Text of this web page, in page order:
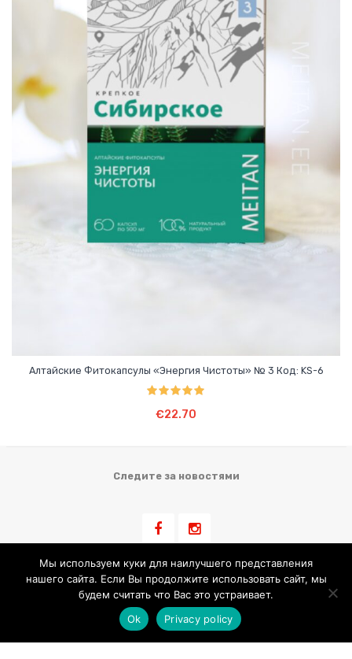
Алтайские Фитокапсулы «Энергия Чистоты» № 3 Код: KS-6
из 5
€22.70
Следите за новостями
Информация для клиента
Условия Продажи Обработка Персональных Данных
Мы используем куки для наилучшего представления
нашего сайта. Если Вы продолжите использовать сайт, мы
будем считать что Вас это устраивает.
Ok
Privacy policy